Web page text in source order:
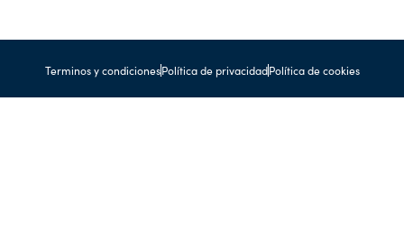
Terminos y condicionesPolítica de privacidadPolítica de cookies